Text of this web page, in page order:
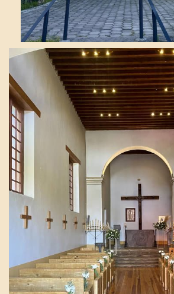
Día de llegada
Día de salida
Buscar